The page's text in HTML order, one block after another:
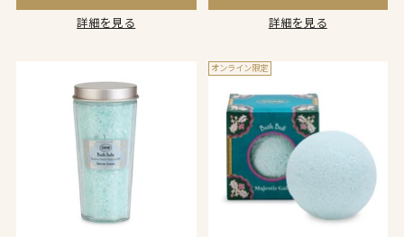
詳細を見る 詳細を見る
オンライン限定